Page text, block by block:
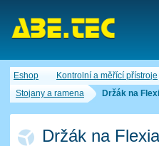
Eshop Kontrolní a měřící přístroje
Stojany a ramena
Držák na
Držák na
Nákupní
Počet
Cena
Uživatel:
Heslo: